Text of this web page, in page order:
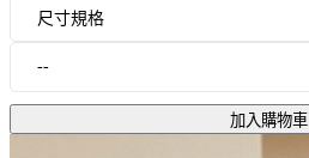
加入購物車